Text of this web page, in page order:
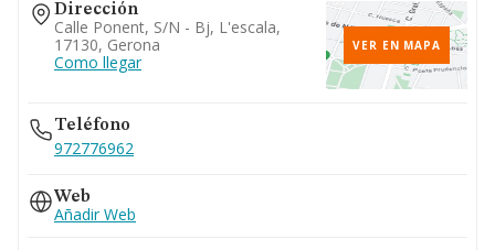
Dirección
Calle Ponent, S/n - Bj, L'escala,
17130, Gerona
Como llegar
VER EN MAPA
Teléfono
972776962
Web
Añadir Web